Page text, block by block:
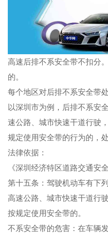
高速后排不系安全带不扣分
的。
每个地区对后排不系安全带
以深圳市为例，后排不系安
速公路、城市快速干道行驶
规定使用安全带的行为的，
法律依据：
《深圳经济特区道路交通安
第十五条：驾驶机动车有下
高速公路、城市快速干道行
按规定使用安全带的。
不系安全带的危害：在车辆